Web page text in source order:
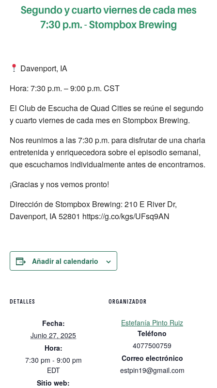
Davenport, IA
Hora: 7:30 p.m. – 9:00 p.m. CST
El Club de Escucha de Quad Cities se reúne el segundo
y cuarto viernes de cada mes en Stompbox Brewing.
Nos reunimos a las 7:30 p.m. para disfrutar de una charla
entretenida y enriquecedora sobre el episodio semanal,
que escuchamos individualmente antes de encontrarnos.
¡Gracias y nos vemos pronto!
Dirección de Stompbox Brewing: 210 E River Dr,
Davenport, IA 52801 https://g.co/kgs/UFsq9AN
Añadir al calendario
DETALLES
Fecha:
Junio 27, 2025
Hora:
7:30 pm - 9:00 pm
EDT
Sitio web:
ORGANIZADOR
Estefanía Pinto Ruiz
Teléfono
4077500759
Correo electrónico
estpin19@gmail.com